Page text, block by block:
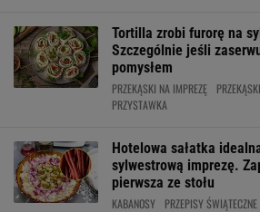
Tortilla zrobi furorę na
Szczególnie jeśli
pomysłem
PRZEKĄSKI NA IMPREZĘ
PRZYSTAWKA
Hotelowa sałatka
sylwestrową imprezę.
pierwsza ze stołu
KABANOSY PRZEPISY ŚWIĄTECZNE